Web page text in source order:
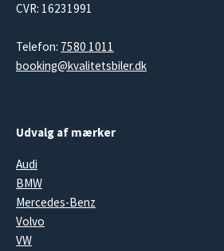
CVR: 16231991
Telefon: 7580 1011
booking@kvalitetsbiler.dk
Udvalg af mærker
Audi
BMW
Mercedes-Benz
Volvo
VW